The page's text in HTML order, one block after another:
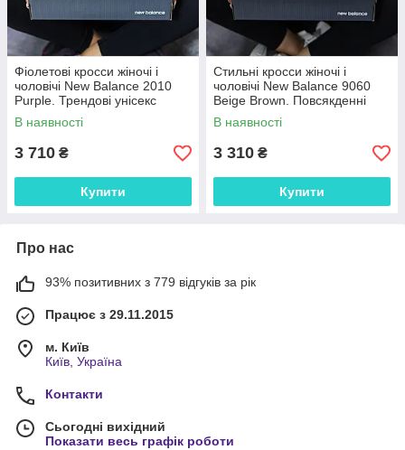
Фіолетові кросси жіночі і
чоловічі New Balance 2010
Purple. Трендові унісекс
кроссівки Нью Беленс 2010.
В наявності
3 710 ₴
Купити
Стильні кросси жіночі і
чоловічі New Balance 9060
Beige Brown. Повсякденні
унісекс кроссівки Нью Беленс
9060.
В наявності
3 310 ₴
Купити
Про нас
93% позитивних з 779 відгуків за рік
Працює з 29.11.2015
м. Київ
Київ, Україна
Контакти
Сьогодні вихідний
Показати весь графік роботи